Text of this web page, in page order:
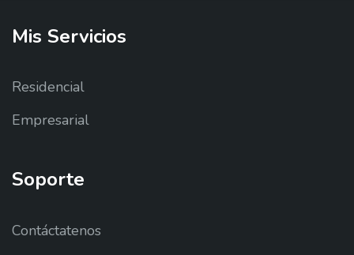
Mis Servicios
Residencial
Empresarial
Soporte
Contáctatenos